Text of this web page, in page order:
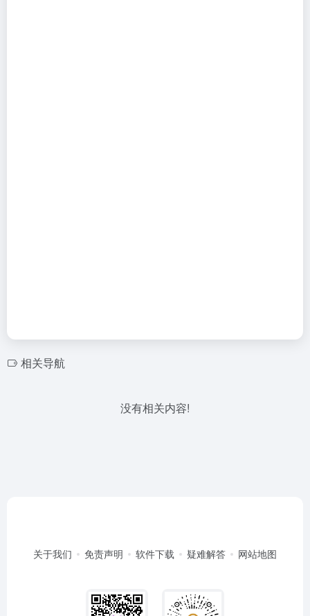
相关导航
没有相关内容!
关于我们 免责声明 软件下载 疑难解答 网站地图